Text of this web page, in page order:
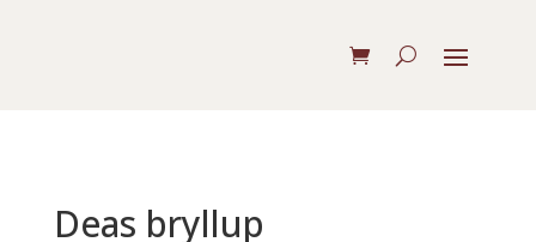
Deas bryllup